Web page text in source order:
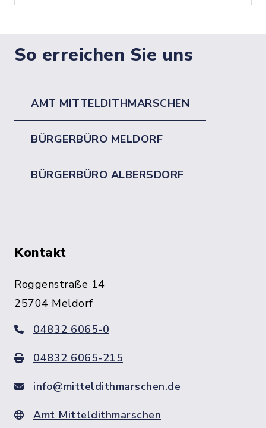
So erreichen Sie uns
AMT MITTELDITHMARSCHEN
BÜRGERBÜRO MELDORF
BÜRGERBÜRO ALBERSDORF
Kontakt
Roggenstraße 14
25704 Meldorf
04832 6065-0
04832 6065-215
info@mitteldithmarschen.de
Amt Mitteldithmarschen